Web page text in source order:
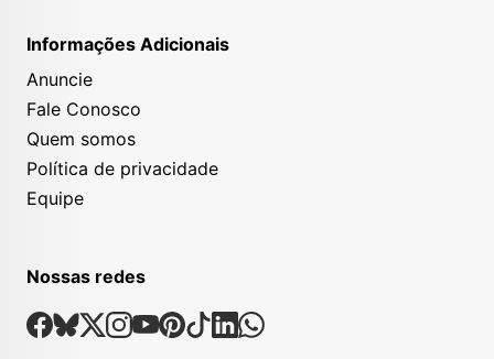
Informações Adicionais
Anuncie
Fale Conosco
Quem somos
Política de privacidade
Equipe
Nossas redes
Nossas Redes Sociais
Facebook
Bsky
X Instagram
Youtube
Pinterest
TiktokLinkedin
Whatsapp